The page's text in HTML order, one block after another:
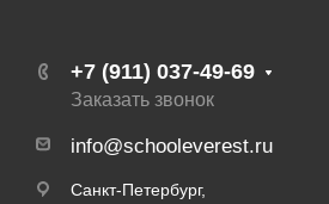
+7 (911) 037-49-69
Заказать звонок
info@schooleverest.ru
Санкт-Петербург,